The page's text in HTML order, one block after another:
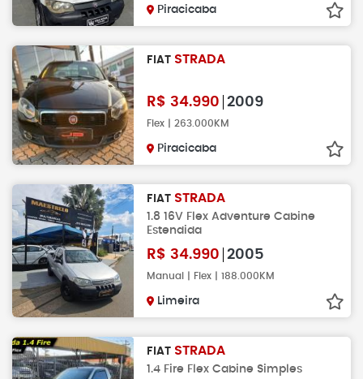
Piracicaba
FIAT STRADA
R$ 34.990 2009
Flex | 263.000KM
Piracicaba
FIAT STRADA
1.8 16V Flex Adventure Cabine
Estendida
R$ 34.990 2005
Manual | Flex | 188.000KM
Limeira
FIAT STRADA
1.4 Fire Flex Cabine Simples